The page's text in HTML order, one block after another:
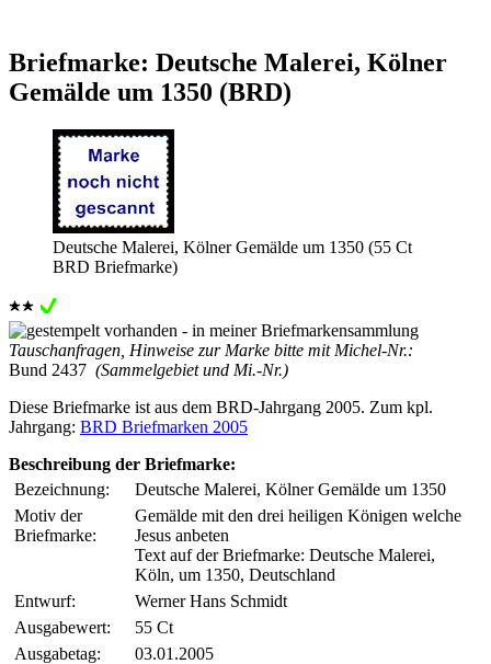
Briefmarke: Deutsche Malerei, Kölner
Gemälde um 1350 (BRD)
Deutsche Malerei, Kölner Gemälde um 1350 (55 Ct
BRD Briefmarke)
Tauschanfragen, Hinweise zur Marke bitte mit Michel-Nr.:
Bund 2437 (Sammelgebiet und Mi.-Nr.)
Diese Briefmarke ist aus dem BRD-Jahrgang 2005. Zum kpl.
Jahrgang: BRD Briefmarken 2005
Beschreibung der Briefmarke:
Bezeichnung:
Deutsche Malerei, Kölner Gemälde um 1350
Motiv der
Briefmarke:
Gemälde mit den drei heiligen Königen welche
Jesus anbeten
Text auf der Briefmarke: Deutsche Malerei,
Köln, um 1350, Deutschland
Entwurf:
Werner Hans Schmidt
Ausgabewert:
55 Ct
Ausgabetag:
03.01.2005